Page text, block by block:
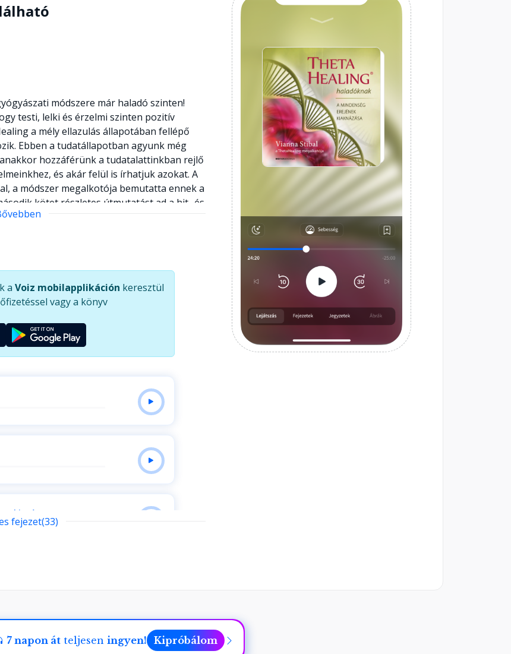
módszere már haladó szinten!
testi, lelki és érzelmi szinten pozitív
a mély ellazulás állapotában fellépő
Ebben a tudatállapotban agyunk még
hozzáférünk a tudatalattinkban rejlő
és akár felül is írhatjuk azokat. A
a módszer megalkotója bemutatta ennek a
kötet részletes útmutatást ad a hit- és
továbbá betekintést nyújt a
hátráltatóvá vált fogadalmakat, esküket
összpontosított ima által a mindenség
a teljes és mélyreható
a Voiz mobilapplikáción keresztül
vagy a könyv
fejezet(33)
7 napon át teljesen ingyen! Kipróbálom